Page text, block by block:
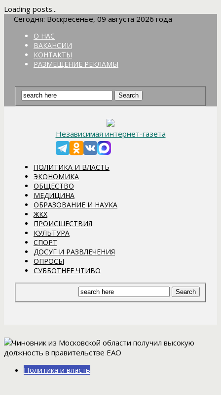
Loading posts...
Сегодня: Воскресенье, 09 августа 2026 года
О НАС
ВАКАНСИИ
КОНТАКТЫ
РАЗМЕЩЕНИЕ РЕКЛАМЫ
Независимая интернет-газета
ПОЛИТИКА И ВЛАСТЬ
ЭКОНОМИКА
ОБЩЕСТВО
МЕДИЦИНА
ОБРАЗОВАНИЕ И НАУКА
ЖКХ
ПРОИСШЕСТВИЯ
КУЛЬТУРА
СПОРТ
ДОСУГ И РАЗВЛЕЧЕНИЯ
ОПРОСЫ
СУББОТНЕЕ ЧТИВО
Политика и власть